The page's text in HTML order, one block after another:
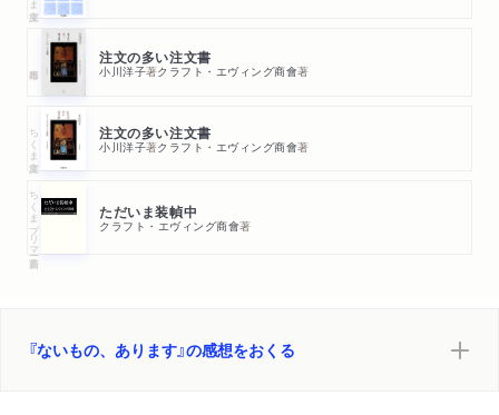
注文の多い注文書
小川洋子著クラフト・エヴィング商會著
ちくま文庫 注文の多い注文書
小川洋子著クラフト・エヴィング商會著
ちくまプリマー新書 ただいま装幀中
クラフト・エヴィング商會著
『ないもの、あります』の感想をおくる